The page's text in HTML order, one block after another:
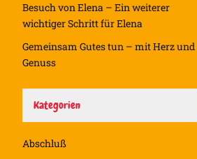
Besuch von Elena – Ein weiterer
wichtiger Schritt für Elena
Gemeinsam Gutes tun – mit Herz und
Genuss
Kategorien
Abschluß